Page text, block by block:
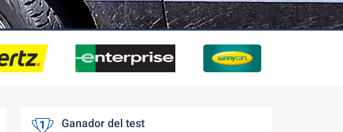
Ganador del test